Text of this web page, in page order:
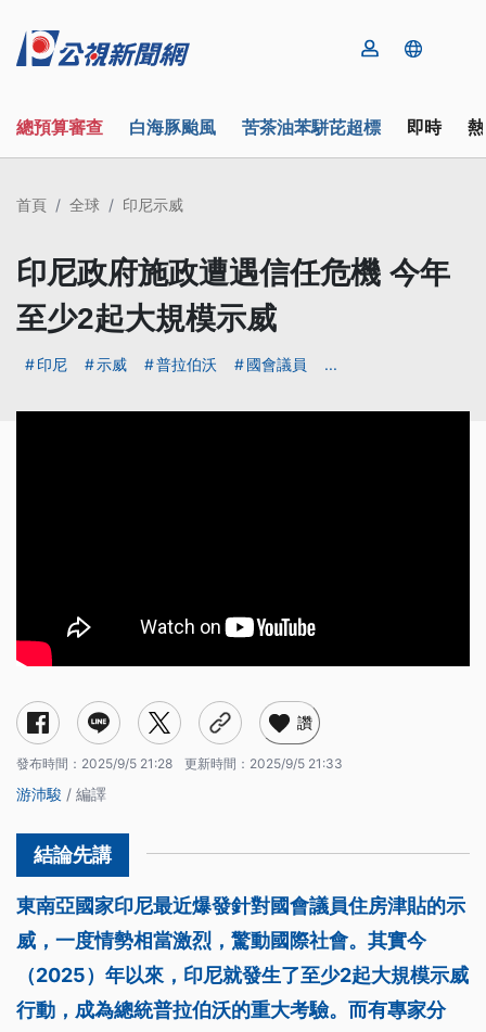
總預算審查 白海豚颱風 苦茶油苯駢芘超標 即時
首頁 全球 印尼示威
印尼政府施政遭遇信任危機 今年
至少2起大規模示威
印尼 示威 普拉伯沃 國會議員 ...
讚
發布時間： 2025/9/5 21:28 更新時間： 2025/9/5 21:33
游沛駿 / 編譯
東南亞國家印尼最近爆發針對國會議員住房津貼的示
威，一度情勢相當激烈，驚動國際社會。其實今
（2025）年以來，印尼就發生了至少2起大規模示威
行動，成為總統普拉伯沃的重大考驗。而有專家分